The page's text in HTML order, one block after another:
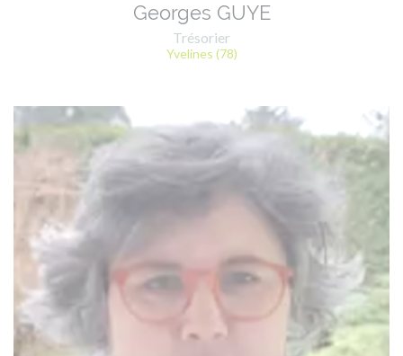
Georges GUYE
Trésorier
Yvelines (78)